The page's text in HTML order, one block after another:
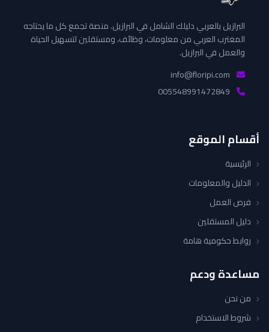
البرازيل بالعربي دليلك الشامل في البرازيل. منصة تجمع كل ما يحتاجه
المغترب العربي من معلومات، وظائف، ومستقلين لتسهيل الحياة
والعمل في البرازيل.
أقسام الموقع
الرئيسية
الدليل والمعلومات
فرص العمل
دليل المستقلين
روابط حكومية هامة
مساعدة ودعم
من نحن
شروط الاستخدام